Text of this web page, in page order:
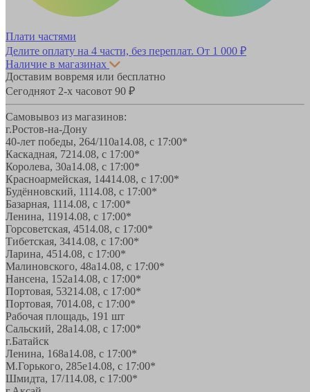
Плати частями
Делите оплату на 4 части, без переплат. От 1 000 ₽
Наличие в магазинах
Доставим вовремя или бесплатно
Сегодняот 2-х часовот 90 ₽
Самовывоз из магазинов:
г.Ростов-на-Дону
40-лет победы, 264/110а14.08, с 17:00*
Каскадная, 7214.08, с 17:00*
Королева, 30а14.08, с 17:00*
Красноармейская, 14414.08, с 17:00*
Будённовский, 1114.08, с 17:00*
Базарная, 1114.08, с 17:00*
Ленина, 11914.08, с 17:00*
Горсоветская, 4514.08, с 17:00*
Тибетская, 3414.08, с 17:00*
Ларина, 4514.08, с 17:00*
Малиновского, 48а14.08, с 17:00*
Нансена, 152а14.08, с 17:00*
Портовая, 53214.08, с 17:00*
Портовая, 7014.08, с 17:00*
Рабочая площадь, 191 шт
Сальский, 28a14.08, с 17:00*
г.Батайск
Ленина, 168а14.08, с 17:00*
М.Горького, 285е14.08, с 17:00*
Шмидта, 17/114.08, с 17:00*